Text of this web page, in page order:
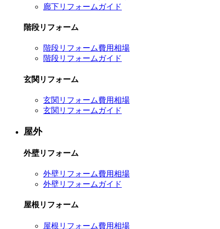
廊下リフォームガイド
階段リフォーム
階段リフォーム費用相場
階段リフォームガイド
玄関リフォーム
玄関リフォーム費用相場
玄関リフォームガイド
屋外
外壁リフォーム
外壁リフォーム費用相場
外壁リフォームガイド
屋根リフォーム
屋根リフォーム費用相場